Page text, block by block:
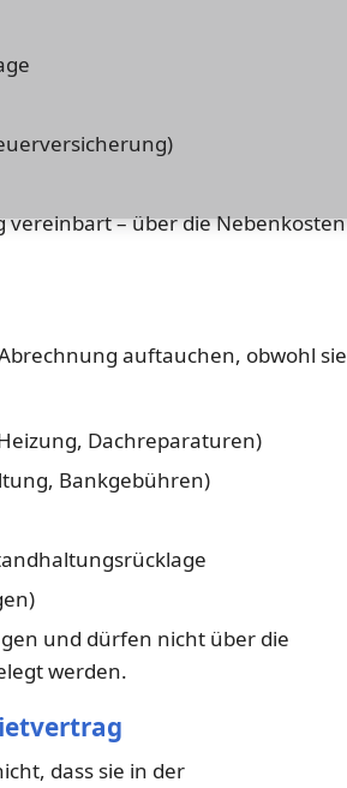
vereinbart – über die Nebenkosten
auftauchen, obwohl sie
Dachreparaturen)
Bankgebühren)
und dürfen nicht über die
werden.
dass sie in der